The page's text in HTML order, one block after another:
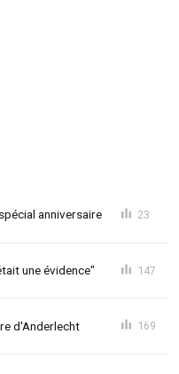
anniversaire 23
une évidence" 147
d'Anderlecht 169